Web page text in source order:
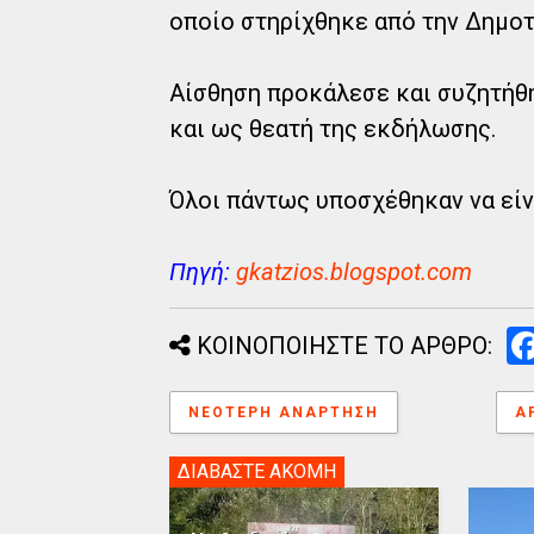
οποίο στηρίχθηκε από την
Αίσθηση προκάλεσε και
και ως θεατή της εκδήλωσης.
Όλοι πάντως υποσχέθηκαν να
Πηγή: gkatzios.blogspot.com
ΚΟΙΝΟΠΟΙΗΣΤΕ ΤΟ ΑΡΘΡΟ:
ΝΕΌΤΕΡΗ ΑΝΆΡΤΗΣΗ
ΔΙΑΒΑΣΤΕ ΑΚΟΜΗ